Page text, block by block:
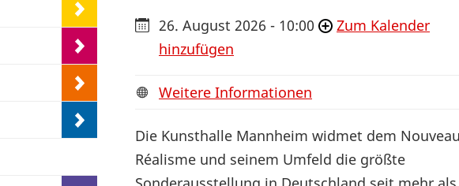
26. August 2026 - 10:00
Zum Kalender
hinzufügen
Weitere Informationen
Die Kunsthalle Mannheim widmet dem Nouveau
Réalisme und seinem Umfeld die größte